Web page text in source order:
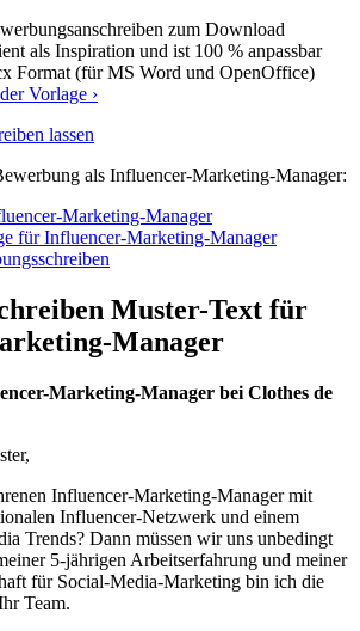
zum Download
als Inspiration und ist 100 % anpassbar
Format (für MS Word und OpenOffice)
Vorlage ›
als Influencer-Marketing-Manager:
Marketing-Manager
für Influencer-Marketing-Manager
Muster-Text für
Manager
Marketing-Manager bei Clothes de
Influencer-Marketing-Manager mit
Influencer-Netzwerk und einem
Trends? Dann müssen wir uns unbedingt
5-jährigen Arbeitserfahrung und meiner
für Social-Media-Marketing bin ich die
Team.